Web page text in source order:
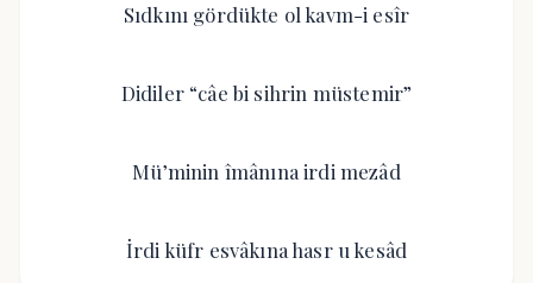
Sıdkını gördükte ol kavm-i esîr
Didiler “câe bi sihrin müstemir”
Mü’minin îmânına irdi mezâd
İrdi küfr esvâkına hasr u kesâd